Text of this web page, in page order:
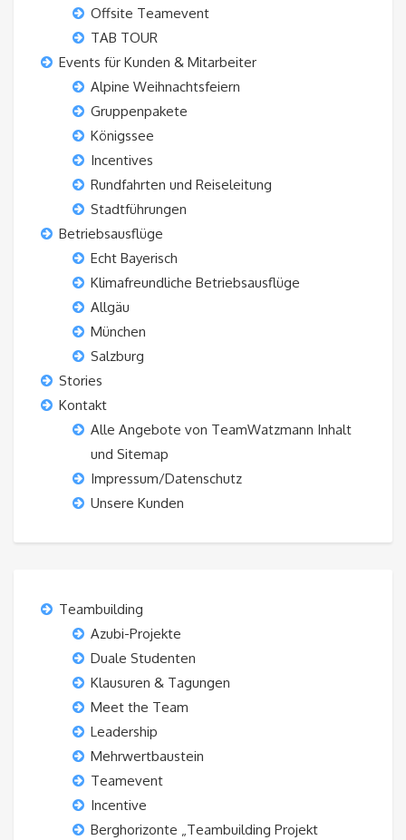
Offsite Teamevent
TAB TOUR
Events für Kunden & Mitarbeiter
Alpine Weihnachtsfeiern
Gruppenpakete
Königssee
Incentives
Rundfahrten und Reiseleitung
Stadtführungen
Betriebsausflüge
Echt Bayerisch
Klimafreundliche Betriebsausflüge
Allgäu
München
Salzburg
Stories
Kontakt
Alle Angebote von TeamWatzmann Inhalt
und Sitemap
Impressum/Datenschutz
Unsere Kunden
Teambuilding
Azubi-Projekte
Duale Studenten
Klausuren & Tagungen
Meet the Team
Leadership
Mehrwertbaustein
Teamevent
Incentive
Berghorizonte „Teambuilding Projekt